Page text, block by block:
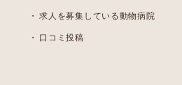
求人を募集している動物病院
口コミ投稿